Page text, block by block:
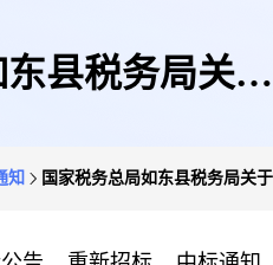
县税务局关于
知 国家税务总局如东县税务局关